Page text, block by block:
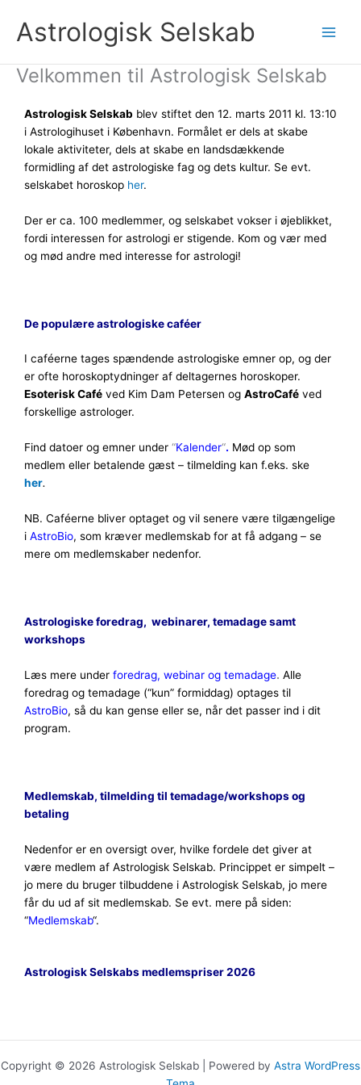
indholdet
Astrologisk Selskab
Velkommen til Astrologisk Selskab
Astrologisk Selskab blev stiftet den 12. marts 2011 kl. 13:10
i Astrologihuset i København. Formålet er dels at skabe
lokale aktiviteter, dels at skabe en landsdækkende
formidling af det astrologiske fag og dets kultur. Se evt.
selskabet horoskop her.
Der er ca. 100 medlemmer, og selskabet vokser i øjeblikket,
fordi interessen for astrologi er stigende. Kom og vær med
og mød andre med interesse for astrologi!
Depopulære astrologiske caféer
I caféerne tages spændende astrologiske emner op, og der
er ofte horoskoptydninger af deltagernes horoskoper.
Esoterisk Café ved Kim Dam Petersen og AstroCafé ved
forskellige astrologer.
Find datoer og emner under “Kalender“. Mød op som
medlem eller betalende gæst – tilmelding kan f.eks. ske
her.
NB. Caféerne bliver optaget og vil senere være tilgængelige
i AstroBio, som kræver medlemskab for at få adgang – se
mere om medlemskaber nedenfor.
Astrologiske foredrag, webinarer, temadage samt
workshops
Læs mere under foredrag, webinar og temadage. Alle
foredrag og temadage (“kun” formiddag) optages til
AstroBio, så du kan gense eller se, når det passer ind i dit
program.
Medlemskab, tilmelding til temadage/workshops og
betaling
Nedenfor er en oversigt over, hvilke fordele det giver at
være medlem af Astrologisk Selskab. Princippet er simpelt –
jo mere du bruger tilbuddene i Astrologisk Selskab, jo mere
får du ud af sit medlemskab. Se evt. mere på siden:
“Medlemskab“.
Astrologisk Selskabs medlemspriser 2026
Copyright © 2026 Astrologisk Selskab | Powered by Astra WordPress